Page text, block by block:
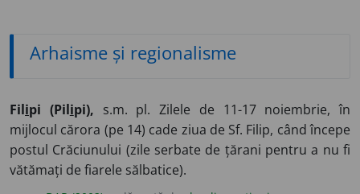
Arhaisme și regionalisme
Filipi (Pilipi), s.m. pl. Zilele de 11-17 noiembrie, în
mijlocul cărora (pe 14) cade ziua de Sf. Filip, când începe
postul Crăciunului (zile serbate de țărani pentru a nu fi
vătămați de fiarele sălbatice).